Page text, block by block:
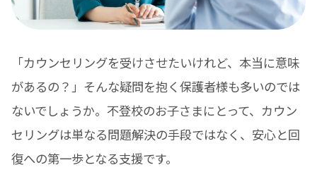
「カウンセリングを受けさせたいけれど、本当に意味
があるの？」そんな疑問を抱く保護者様も多いのでは
ないでしょうか。不登校のお子さまにとって、カウン
セリングは単なる問題解決の手段ではなく、安心と回
復への第一歩となる支援です。